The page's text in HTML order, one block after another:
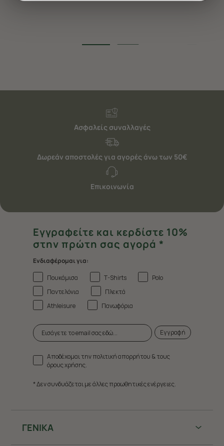
μέλλον. Εάν επιθυμείτε να μάθετε περισσότερα
Ασφαλείς συναλλαγές
Δωρεάν αποστολές για αγορές άνω των 50€
Επικοινωνία
ΓΕΝΙΚΑ
Εγγραφείτε και κερδίστε 10%
στην πρώτη σας αγορά *
Ενδιαφέρομαι για:
Πουκάμισα
T-Shirts
Polo
Παντελόνια
Πλεκτά
Athleisure
Πανωφόρια
Εγγραφή
Αποδέχομαι την πολιτική απορρήτου & τους
όρους χρήσης.
* Δεν συνδυάζεται με άλλες προωθητικές ενέργειες.